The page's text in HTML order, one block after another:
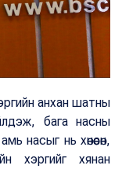
анхан шатны
бага насны
насыг нь хөнөөсөн,
хэргийг хянан